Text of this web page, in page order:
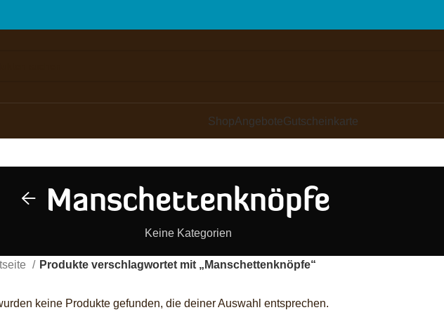
ShopAngeboteGutscheinkarte
Manschettenknöpfe
Keine Kategorien
Produkte verschlagwortet mit „Manschettenknöpfe“
keine Produkte gefunden, die deiner Auswahl entsprechen.